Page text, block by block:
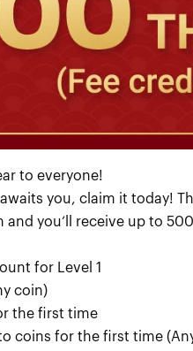
to everyone!
you, claim it today!
you’ll receive up to
for Level 1
coin)
the first time
coins for the first time